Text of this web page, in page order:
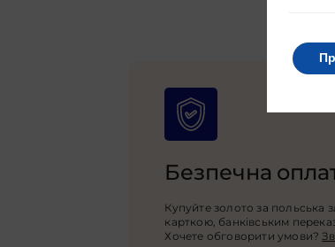
Безпечна
Купуйте золото за польська
карткою, банківським
Хочете обговорити умови?